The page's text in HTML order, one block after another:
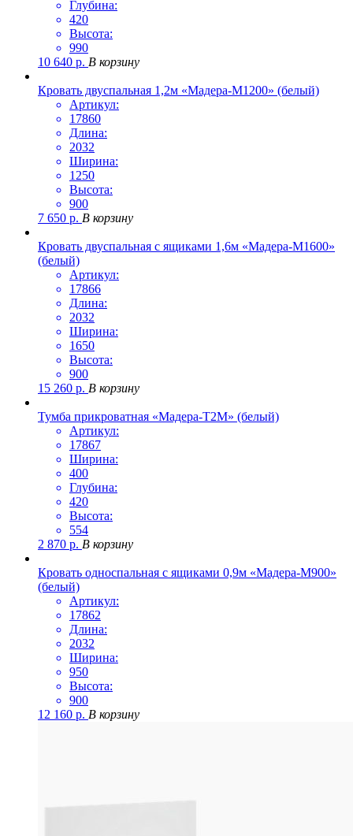
Глубина:
420
Высота:
990
10 640 р. В корзину
Кровать двуспальная 1,2м «Мадера-М1200» (белый)
Артикул:
17860
Длина:
2032
Ширина:
1250
Высота:
900
7 650 р. В корзину
Кровать двуспальная с ящиками 1,6м «Мадера-М1600»
(белый)
Артикул:
17866
Длина:
2032
Ширина:
1650
Высота:
900
15 260 р. В корзину
Тумба прикроватная «Мадера-Т2М» (белый)
Артикул:
17867
Ширина:
400
Глубина:
420
Высота:
554
2 870 р. В корзину
Кровать односпальная с ящиками 0,9м «Мадера-М900»
(белый)
Артикул:
17862
Длина:
2032
Ширина:
950
Высота:
900
12 160 р. В корзину